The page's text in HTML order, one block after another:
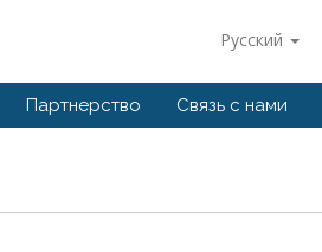
Русский
Партнерство Связь с нами